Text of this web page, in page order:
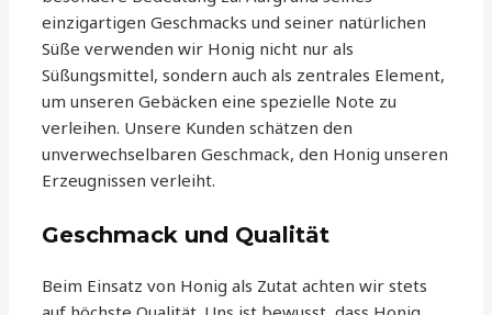
einzigartigen Geschmacks und seiner natürlichen
Süße verwenden wir Honig nicht nur als
Süßungsmittel, sondern auch als zentrales Element,
um unseren Gebäcken eine spezielle Note zu
verleihen. Unsere Kunden schätzen den
unverwechselbaren Geschmack, den Honig unseren
Erzeugnissen verleiht.
Geschmack und Qualität
Beim Einsatz von Honig als Zutat achten wir stets